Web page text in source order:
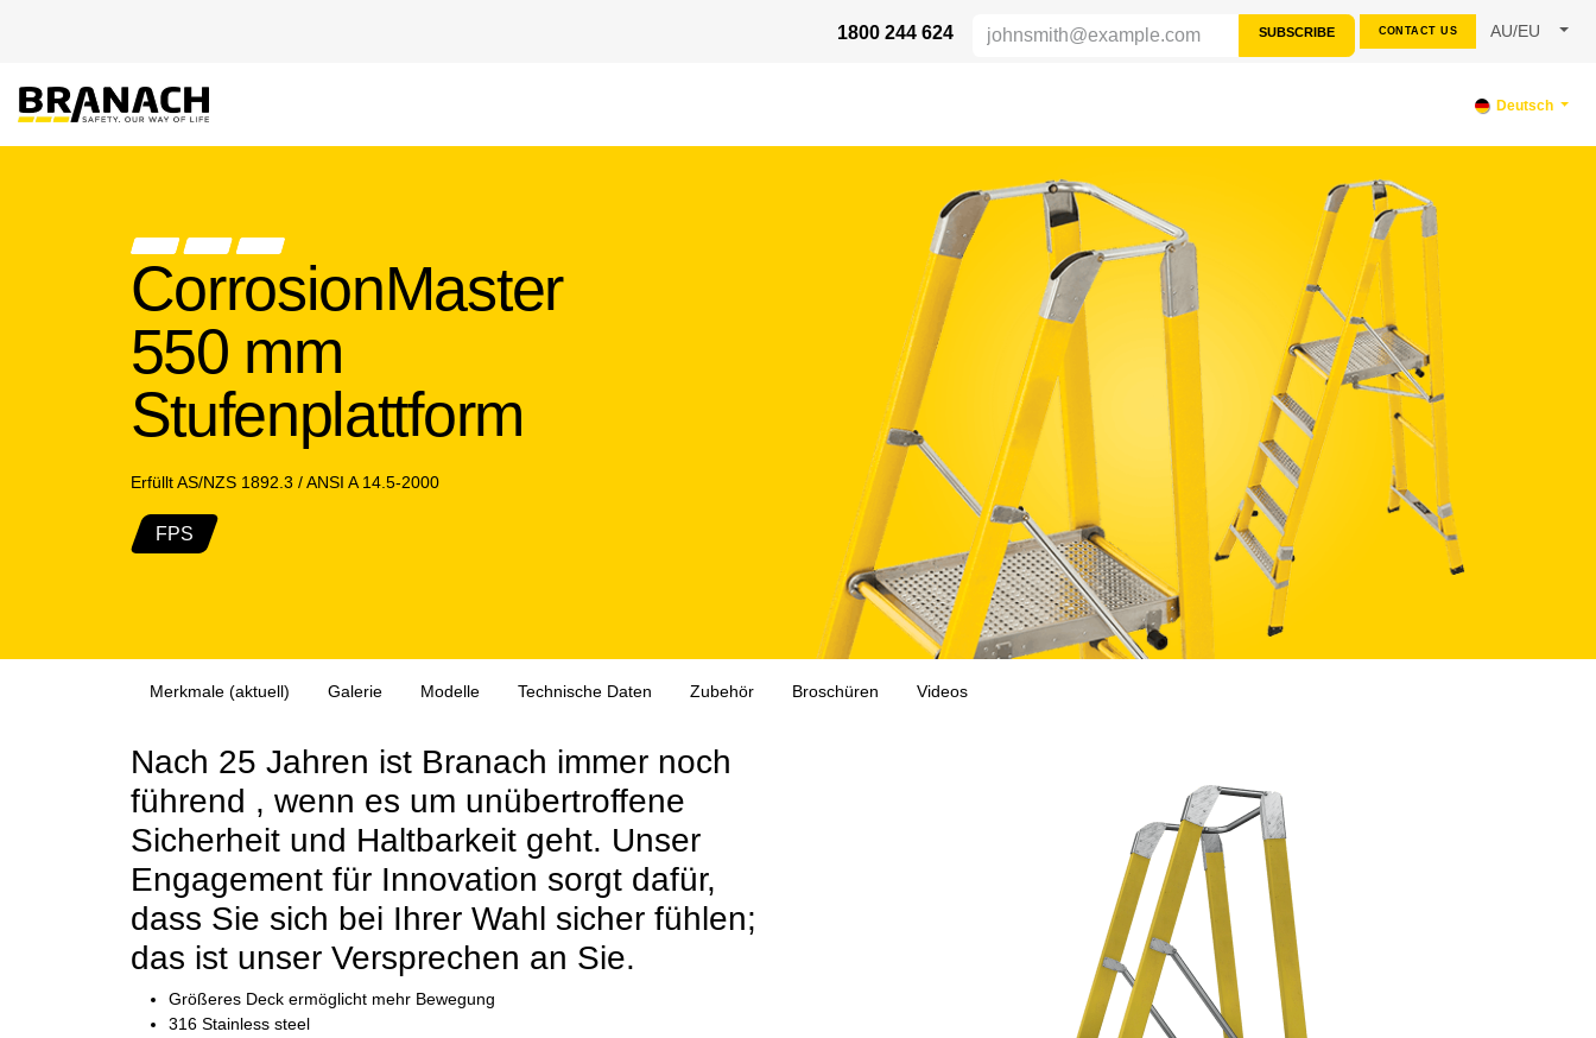
1800 244 624
SUBSCRIBE CONTACT US AU/EU
Deutsch
CorrosionMaster
550 mm
Stufenplattform
Erfüllt AS/NZS 1892.3 / ANSI A 14.5-2000
FPS
Merkmale (aktuell) Galerie Modelle Technische Daten Zubehör Broschüren Videos
Nach 25 Jahren ist Branach immer noch
führend , wenn es um unübertroffene
Sicherheitund Haltbarkeit geht. Unser
Engagement für Innovation sorgt dafür,
dass Sie sich bei Ihrer Wahl sicher fühlen;
das ist unser Versprechen an Sie.
Größeres Deck ermöglicht mehr Bewegung
316 Stainless steel